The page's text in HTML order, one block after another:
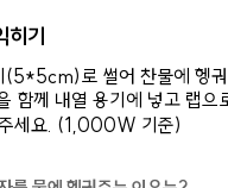
히기
(5*5cm)로 썰어 찬물에 헹
함께 내열 용기에 넣고 랩으
세요. (1,000W 기준)